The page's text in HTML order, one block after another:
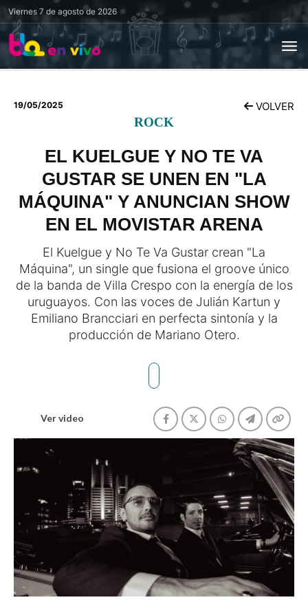
Viernes 7 de agosto de 2026
19/05/2025 VOLVER
ROCK
EL KUELGUE Y NO TE VA
GUSTAR SE UNEN EN "LA
MÁQUINA" Y ANUNCIAN SHOW
EN EL MOVISTAR ARENA
El Kuelgue y No Te Va Gustar crean "La
Máquina", un single que fusiona el groove único
de la banda de Villa Crespo con la energía de los
uruguayos. Con las voces de Julián Kartun y
Emiliano Brancciari en perfecta sintonía y la
producción de Mariano Otero.
Ver video